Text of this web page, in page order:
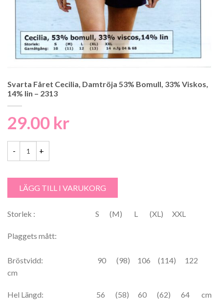
Svarta Fåret Cecilia, Damtröja 53% Bomull, 33% Viskos,
14% lin – 2313
29.00 kr
LÄGG TILL I VARUKORG
Storlek : S (M) L (XL) XXL
Plaggets mått:
Bröstvidd: 90 (98) 106 (114) 122
cm
Hel Längd: 56 (58) 60 (62) 64 cm